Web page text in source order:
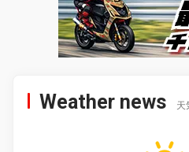
Weather news 天